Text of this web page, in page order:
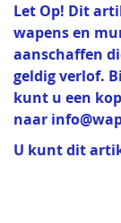
Let Op! Dit
wapens en
aanschaffen
geldig verlof.
kunt u een
naar
U kunt dit